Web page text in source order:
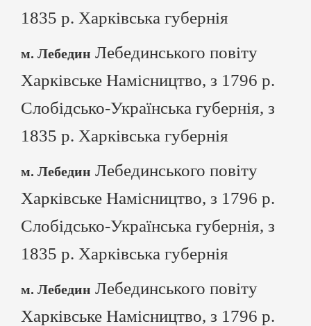
1835 р. Харківська губернія
м. Лебедин Лебединського повіту
Харківське Намісництво, з 1796 р.
Слобідсько-Українська губернія, з
1835 р. Харківська губернія
м. Лебедин Лебединського повіту
Харківське Намісництво, з 1796 р.
Слобідсько-Українська губернія, з
1835 р. Харківська губернія
м. Лебедин Лебединського повіту
Харківське Намісництво, з 1796 р.